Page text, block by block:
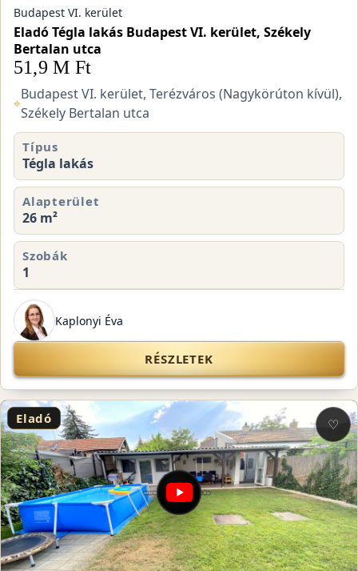
Budapest VI. kerület
Eladó Tégla lakás Budapest VI. kerület, Székely
Bertalan utca
51,9 M Ft
⌖
Budapest VI. kerület, Terézváros (Nagykörúton kívül),
Székely Bertalan utca
Típus
Tégla lakás
Alapterület
26 m²
Szobák
1
Kaplonyi Éva
RÉSZLETEK
Eladó ♡